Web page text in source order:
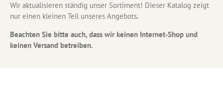
Wir aktualisieren ständig unser Sortiment! Dieser Katalog zeigt
nur einen kleinen Teil unseres Angebots.
Beachten Sie bitte auch, dass wir keinen Internet-Shop und
keinen Versand betreiben.